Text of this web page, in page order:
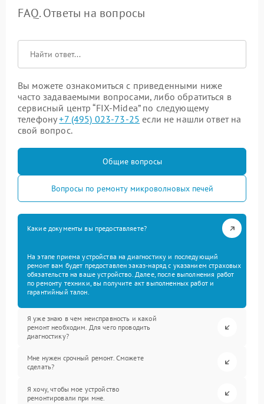
FAQ. Ответы на вопросы
Вы можете ознакомиться с приведенными ниже
часто задаваемыми вопросами, либо обратиться в
сервисный центр “FIX-Midea” по следующему
телефону+7 (495) 023-73-25 если не нашли ответ на
свой вопрос.
Общие вопросы
Вопросы по ремонту микроволновых печей
Какие документы вы предоставляете?
На этапе приема устройства на диагностику и последующий
ремонт вам будет предоставлен заказ-наряд с указанием страховых
обязательств на ваше устройство. Далее, после выполнения работ
по ремонту техники, вы получите акт выполненных работ и
гарантийный талон.
Я уже знаю в чем неисправность и какой
ремонт необходим. Для чего проводить
диагностику?
Мне нужен срочный ремонт. Сможете
сделать?
Я хочу, чтобы мое устройство
ремонтировали при мне.